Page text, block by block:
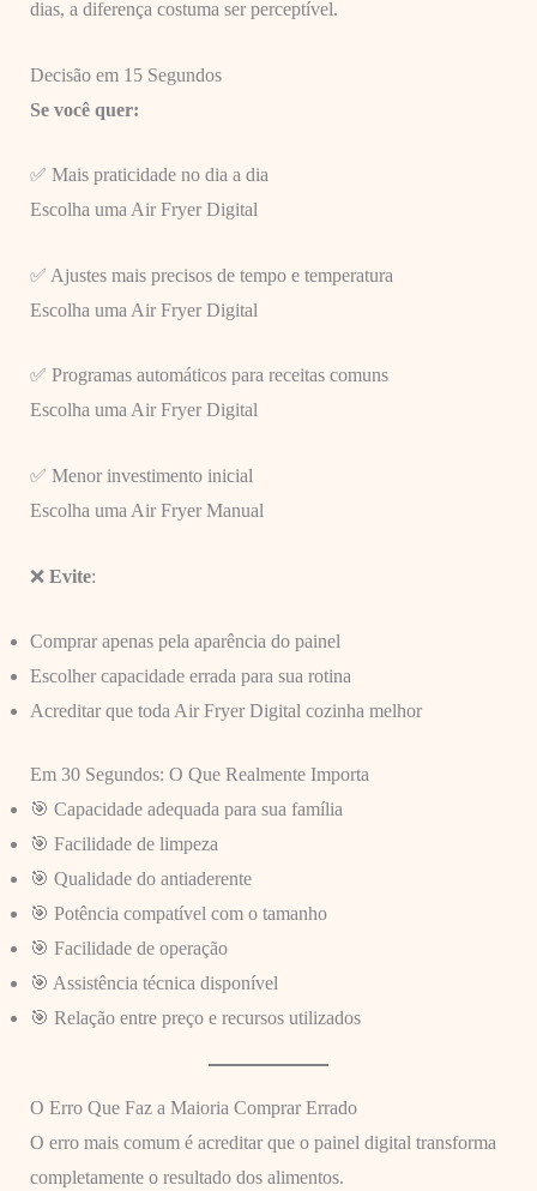
dias, a diferença costuma ser perceptível.
Decisão em 15 Segundos
Se você quer:
✅ Mais praticidade no dia a dia
Escolha uma Air Fryer Digital
✅ Ajustes mais precisos de tempo e temperatura
Escolha uma Air Fryer Digital
✅ Programas automáticos para receitas comuns
Escolha uma Air Fryer Digital
✅ Menor investimento inicial
Escolha uma Air Fryer Manual
❌ Evite:
Comprar apenas pela aparência do painel
Escolher capacidade errada para sua rotina
Acreditar que toda Air Fryer Digital cozinha melhor
Em 30 Segundos: O Que Realmente Importa
🎯 Capacidade adequada para sua família
🎯 Facilidade de limpeza
🎯 Qualidade do antiaderente
🎯 Potência compatível com o tamanho
🎯 Facilidade de operação
🎯 Assistência técnica disponível
🎯 Relação entre preço e recursos utilizados
O Erro Que Faz a Maioria Comprar Errado
O erro mais comum é acreditar que o painel digital transforma
completamente o resultado dos alimentos.